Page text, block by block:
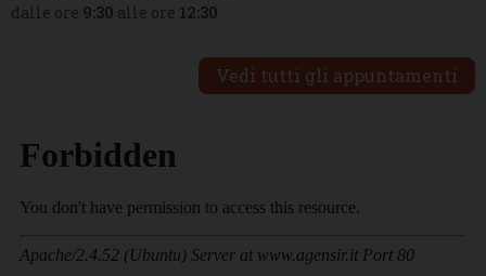
dalle ore 9:30 alle ore 12:30
Vedi tutti gli appuntamenti